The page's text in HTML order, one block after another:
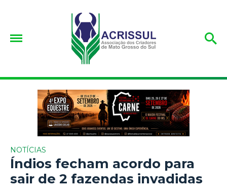
NOTÍCIAS
Índios fecham acordo para
sair de 2 fazendas invadidas